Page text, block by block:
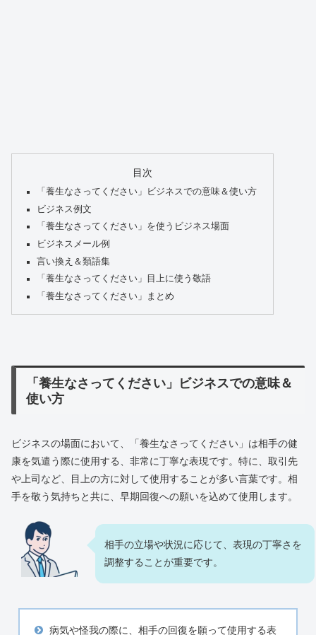
目次
「養生なさってください」ビジネスでの意味＆使い方
ビジネス例文
「養生なさってください」を使うビジネス場面
ビジネスメール例
言い換え＆類語集
「養生なさってください」目上に使う敬語
「養生なさってください」まとめ
「養生なさってください」ビジネスでの意味＆
使い方
ビジネスの場面において、「養生なさってください」は相手の健
康を気遣う際に使用する、非常に丁寧な表現です。特に、取引先
や上司など、目上の方に対して使用することが多い言葉です。相
手を敬う気持ちと共に、早期回復への願いを込めて使用します。
相手の立場や状況に応じて、表現の丁寧さを
調整することが重要です。
病気や怪我の際に、相手の回復を願って使用する表